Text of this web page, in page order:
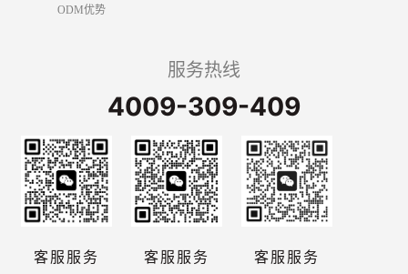
ODM优势
服务热线
4009-309-409
客服服务 客服服务 客服服务